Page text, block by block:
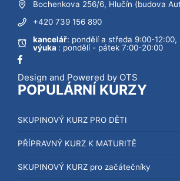
Bochenkova 256/6, Hlučín (budova
+420 739 156 890
kancelář: pondělí a středa 9:00-12:00,
výuka : pondělí - pátek 7:00-20:00
Design and Powered by OTS
POPULÁRNÍ KURZY
SKUPINOVÝ KURZ PRO DĚTI
PŘÍPRAVNÝ KURZ K MATURITĚ
SKUPINOVÝ KURZ pro začátečníky